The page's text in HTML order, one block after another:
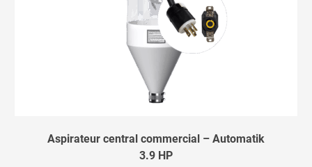
Aspirateur central commercial – Automatik
3.9 HP